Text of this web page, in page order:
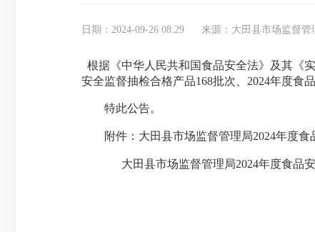
日期：2024-09-26 08:29 来源：大田县市场监督管
根据《中华人民共和国食品安全法》及其《
安全监督抽检合格产品168批次、2024年度食
特此公告。
附件：大田县市场监督管理局2024年度食
大田县市场监督管理局2024年度食品安